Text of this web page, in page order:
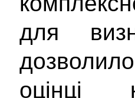
для
оцінці